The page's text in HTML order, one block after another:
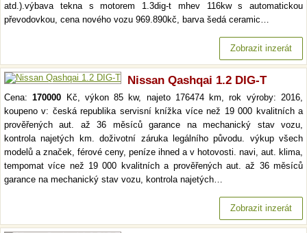
atd.).výbava tekna s motorem 1.3dig-t mhev 116kw s automatickou
převodovkou, cena nového vozu 969.890kč, barva šedá ceramic…
Zobrazit inzerát
Nissan Qashqai 1.2 DIG-T
Cena:170000 Kč, výkon 85 kw, najeto 176474 km, rok výroby: 2016,
koupeno v: česká republika servisní knížka více než 19 000 kvalitních a
prověřených aut. až 36 měsíců garance na mechanický stav vozu,
kontrola najetých km. doživotní záruka legálního původu. výkup všech
modelů a značek, férové ceny, peníze ihned a v hotovosti. navi, aut. klima,
tempomat více než 19 000 kvalitních a prověřených aut. až 36 měsíců
garance na mechanický stav vozu, kontrola najetých…
Zobrazit inzerát